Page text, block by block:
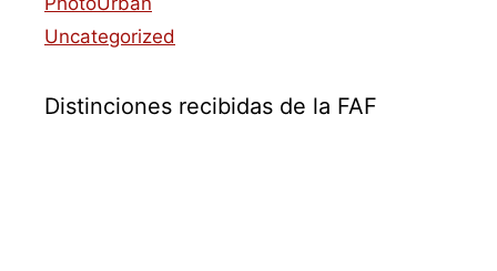
Uncategorized
Distinciones recibidas de la FAF